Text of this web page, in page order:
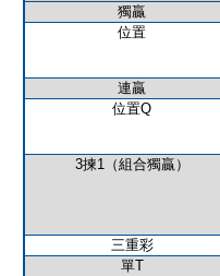
獨贏
位置
連贏
位置Q
3揀1（組合獨贏）
三重彩
單T